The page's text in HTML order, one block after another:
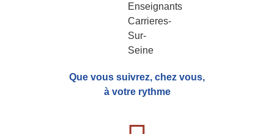
Que vous suivrez, chez vous,
à votre rythme